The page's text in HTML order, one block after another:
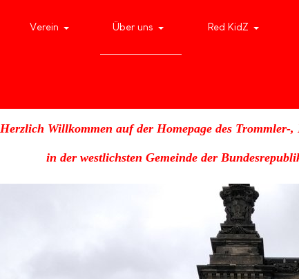
Verein Über uns Red KidZ
Herzlich Willkommen auf der Homepage des
in der westlichsten Gemeinde der